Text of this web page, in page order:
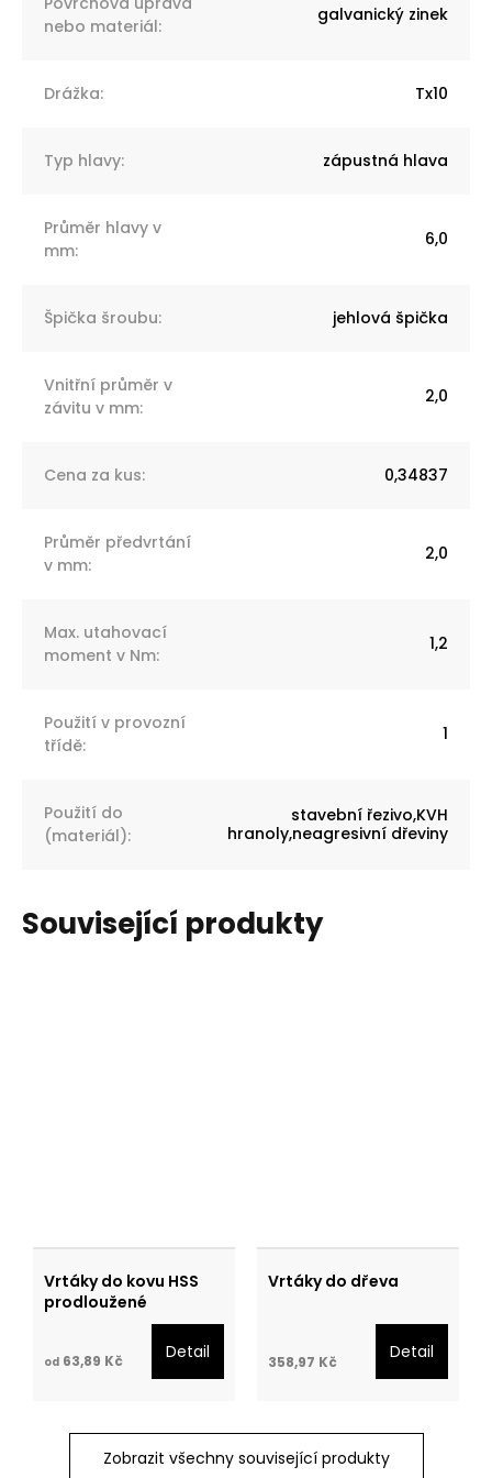
nebo materiál:
galvanický zinek
Drážka: Tx10
Typ hlavy: zápustná hlava
Průměr hlavy v
mm:
6,0
Špička šroubu: jehlová špička
Vnitřní průměr v
závitu v mm:
2,0
Cena za kus: 0,34837
Průměr předvrtání
v mm:
2,0
Max. utahovací
moment v Nm:
1,2
Použití v provozní
třídě:
1
Použití do
(materiál):
stavební řezivo,KVH
hranoly,neagresivní dřeviny
Související produkty
Vrtáky do kovu HSS
prodloužené
od 63,89 Kč Detail
Vrtáky do dřeva
358,97 Kč Detail
Zobrazit všechny související produkty